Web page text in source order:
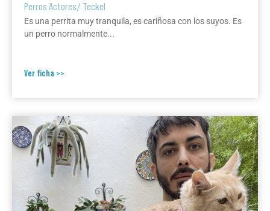
Perros Actores/ Teckel
Es una perrita muy tranquila, es cariñosa con los suyos. Es
un perro normalmente...
Ver ficha >>